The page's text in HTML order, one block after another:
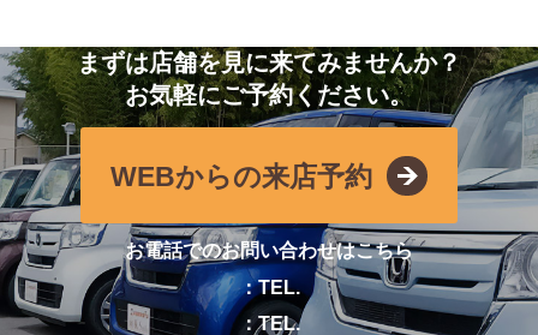
まずは店舗を見に来てみませんか？
お気軽にご予約ください。
WEBからの来店予約
お電話でのお問い合わせはこちら
：TEL.
：TEL.